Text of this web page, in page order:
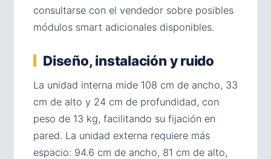
consultarse con el vendedor sobre posibles
módulos smart adicionales disponibles.
Diseño, instalación y ruido
La unidad interna mide 108 cm de ancho, 33
cm de alto y 24 cm de profundidad, con
peso de 13 kg, facilitando su fijación en
pared. La unidad externa requiere más
espacio: 94.6 cm de ancho, 81 cm de alto,